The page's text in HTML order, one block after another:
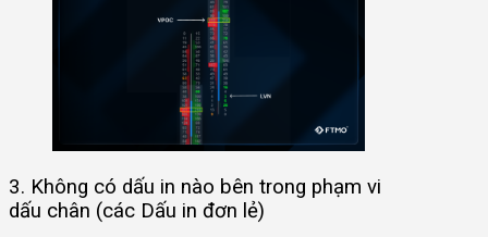
3. Không có dấu in nào bên trong phạm vi
dấu chân (các Dấu in đơn lẻ)